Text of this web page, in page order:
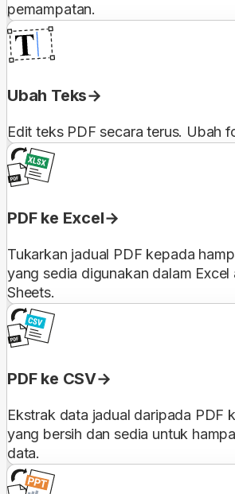
pemampatan.
Ubah Teks
Edit teks PDF secara terus. Ubah
PDF ke Excel
Tukarkan jadual PDF kepada
yang sedia digunakan dalam Excel
Sheets.
PDF ke CSV
Ekstrak data jadual daripada PDF
yang bersih dan sedia untuk
data.